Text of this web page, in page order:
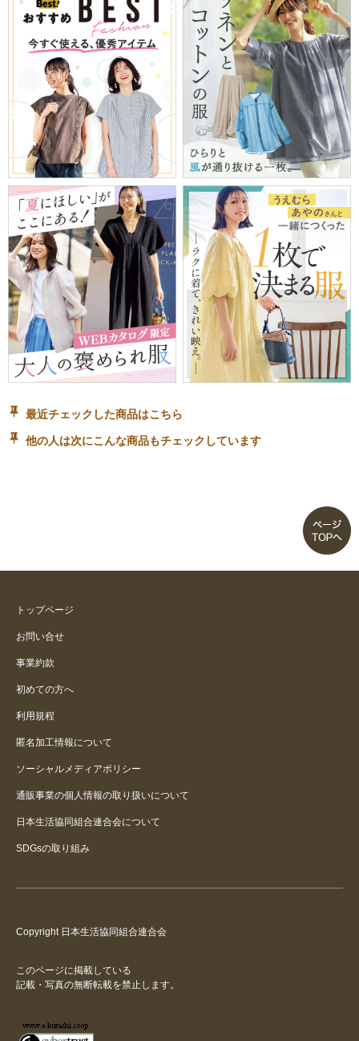
最近チェックした商品はこちら
他の人は次にこんな商品もチェックしています
トップページ
お問い合せ
事業約款
初めての方へ
利用規程
匿名加工情報について
ソーシャルメディアポリシー
通販事業の個人情報の取り扱いについて
日本生活協同組合連合会について
SDGsの取り組み
Copyright 日本生活協同組合連合会
このページに掲載している
記載・写真の無断転載を禁止します。